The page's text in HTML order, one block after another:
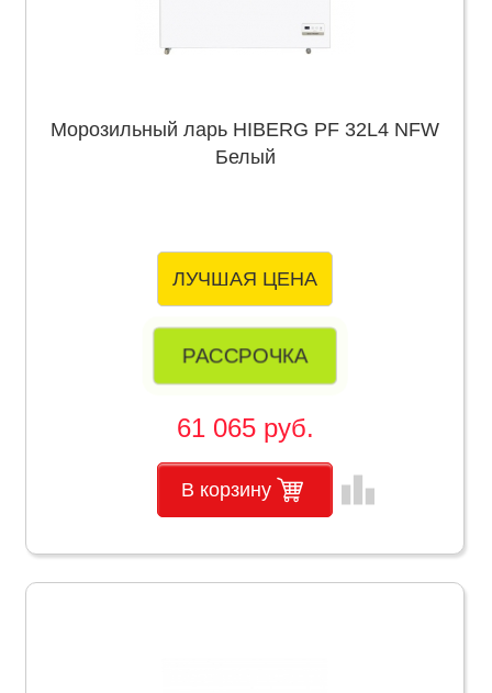
Морозильный ларь HIBERG PF 32L4 NFW
Белый
ЛУЧШАЯ ЦЕНА
РАССРОЧКА
61 065 руб.
В корзину leaderboard